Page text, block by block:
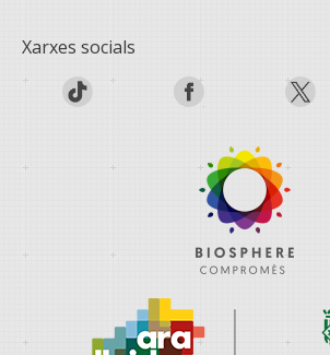
Xarxes socials